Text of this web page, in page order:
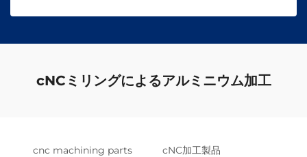
cNCミリングによるアルミニウム加工
cnc machining parts cNC加工製品